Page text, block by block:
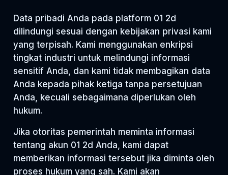
Data pribadi Anda pada platform 01 2d
dilindungi sesuai dengan kebijakan privasi kami
yang terpisah. Kami menggunakan enkripsi
tingkat industri untuk melindungi informasi
sensitif Anda, dan kami tidak membagikan data
Anda kepada pihak ketiga tanpa persetujuan
Anda, kecuali sebagaimana diperlukan oleh
hukum.
Jika otoritas pemerintah meminta informasi
tentang akun 01 2d Anda, kami dapat
memberikan informasi tersebut jika diminta oleh
proses hukum yang sah. Kami akan